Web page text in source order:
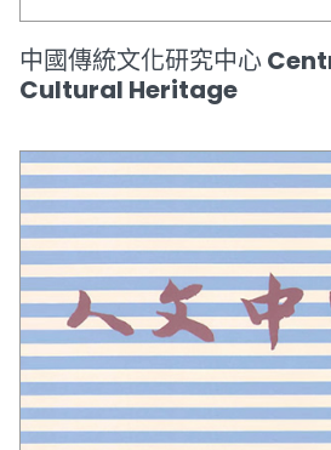
中國傳統文化研究中心
Cultural Heritage